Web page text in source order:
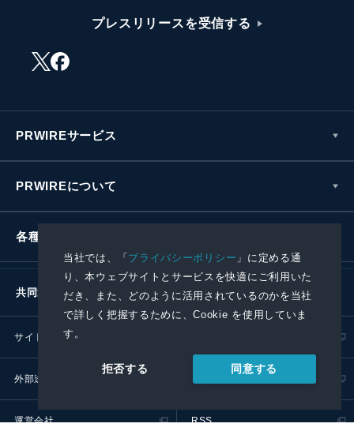
当社では、「プライバシーポリシー 」に定める通
り、本ウェブサイトとサービスを快適にご利用いた
だき、また、どのように活用されているのかを当社
で詳しく把握するために、Cookie を使用していま
す。
拒否する 同意する
プレスリリースを受信する
PRWIREサービス
PRWIREについて
各種お問い合わせ
共同通信社グループ
サイトポリシー
外部送信ポリシー プレスリリース取扱基準
運営会社 RSS